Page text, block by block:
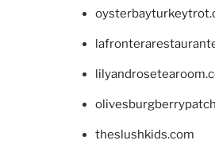
theslushkids.com